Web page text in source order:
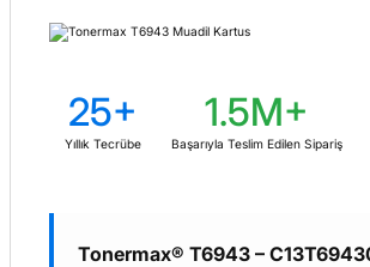
25+
Yıllık Tecrübe
1.5M+
Başarıyla Teslim Edilen Sipariş
Tonermax® T6943 –